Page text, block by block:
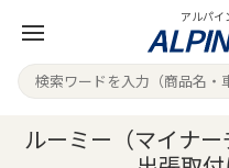
アルパイ
ルーミー（マイナ